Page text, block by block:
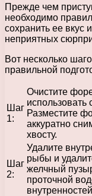
Прежде чем
необходимо
сохранить ее вкус
неприятных
Вот несколько
правильной
Шаг
1:
Очистите
Разместите
аккуратно
хвосту.
Шаг
2:
Удалите
рыбы и
желчный
проточной